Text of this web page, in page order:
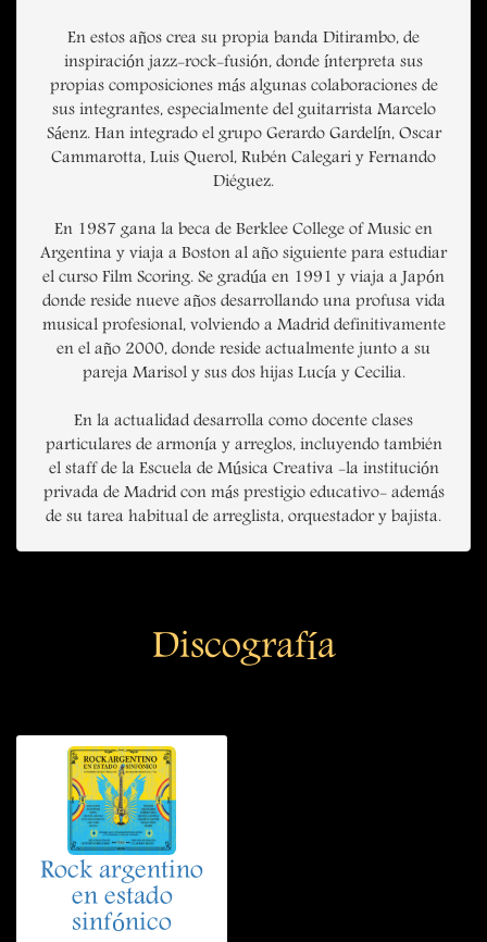
En estos años crea su propia banda Ditirambo, de
inspiración jazz-rock-fusión, donde ínterpreta sus
propias composiciones más algunas colaboraciones de
sus integrantes, especialmente del guitarrista Marcelo
Sáenz. Han integrado el grupo Gerardo Gardelín, Oscar
Cammarotta, Luis Querol, Rubén Calegari y Fernando
Diéguez.
En 1987 gana la beca de Berklee College of Music en
Argentina y viaja a Boston al año siguiente para estudiar
el curso Film Scoring. Se gradúa en 1991 y viaja a Japón
donde reside nueve años desarrollando una profusa vida
musical profesional, volviendo a Madrid definitivamente
en el año 2000, donde reside actualmente junto a su
pareja Marisol y sus dos hijas Lucía y Cecilia.
En la actualidad desarrolla como docente clases
particulares de armonía y arreglos, incluyendo también
el staff de la Escuela de Música Creativa -la institución
privada de Madrid con más prestigio educativo- además
de su tarea habitual de arreglista, orquestador y bajista.
Discografía
Rock argentino
en estado
sinfónico